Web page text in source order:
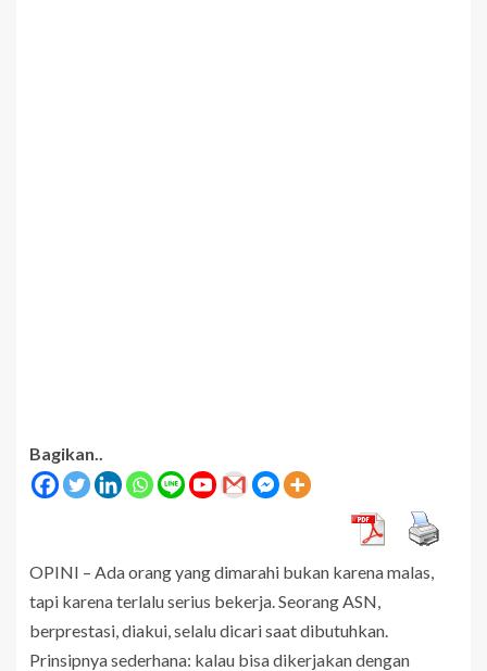
Bagikan..
OPINI – Ada orang yang dimarahi bukan karena malas,
tapi karena terlalu serius bekerja. Seorang ASN,
berprestasi, diakui, selalu dicari saat dibutuhkan.
Prinsipnya sederhana: kalau bisa dikerjakan dengan